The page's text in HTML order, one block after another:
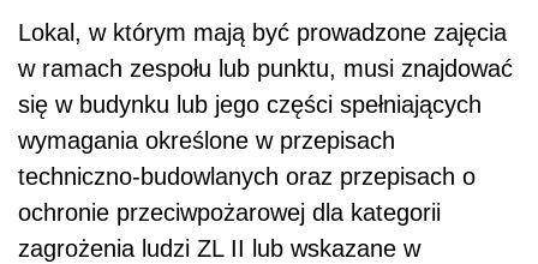
Lokal, w którym mają być prowadzone zajęcia
w ramach zespołu lub punktu, musi znajdować
się w budynku lub jego części spełniających
wymagania określone w przepisach
techniczno-budowlanych oraz przepisach o
ochronie przeciwpożarowej dla kategorii
zagrożenia ludzi ZL II lub wskazane w